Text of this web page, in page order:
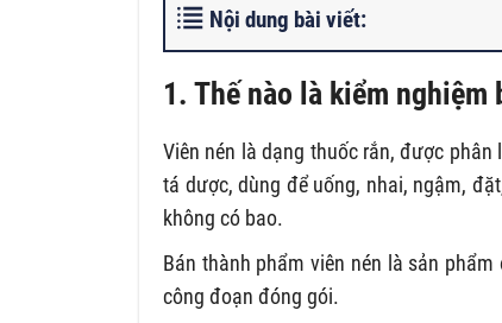
Nội dung bài viết:
1. Thế nào là kiểm nghiệm
Viên nén là dạng thuốc rắn, được
tá dược, dùng để uống, nhai, ngậm,
không có bao.
Bán thành phẩm viên nén là sản
công đoạn đóng gói.